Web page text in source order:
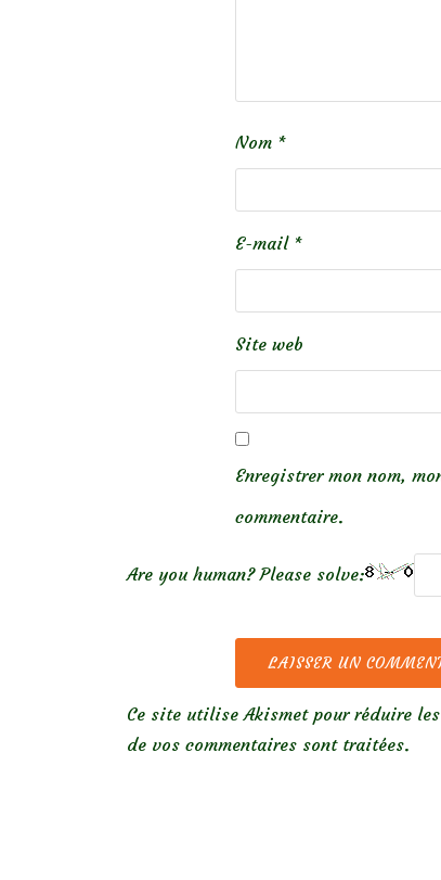
Nom *
E-mail *
Site web
Enregistrer mon nom,
commentaire.
Are you human? Please solve:
Ce site utilise Akismet pour réduire
de vos commentaires sont traitées.